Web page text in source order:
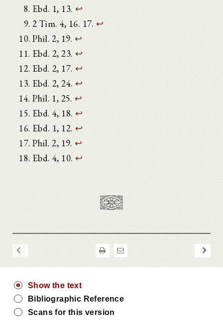
Ebd. 1, 13. ↩
2 Tim. 4, 16. 17. ↩
Phil. 2, 19. ↩
Ebd. 2, 23. ↩
Ebd. 2, 17. ↩
Ebd. 2, 24. ↩
Phil. 1, 25. ↩
Ebd. 4, 18. ↩
Ebd. 1, 12. ↩
Phil. 2, 19. ↩
Ebd. 4, 10. ↩
Show the text
Bibliographic Reference
Scans for this version